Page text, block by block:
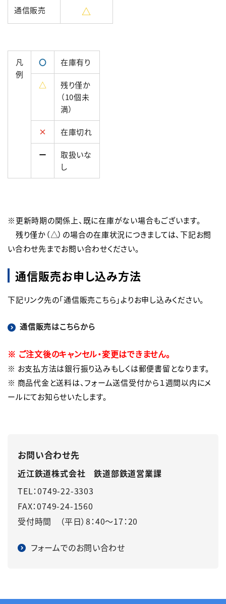
通信販売 △
凡
例
〇 在庫有り
△
残り僅か
（10個未
満）
× 在庫切れ
ー
取扱いな
し
※更新時期の関係上、既に在庫がない場合もございます。
残り僅か（△）の場合の在庫状況につきましては、下記お問
い合わせ先までお問い合わせください。
通信販売お申し込み方法
下記リンク先の「通信販売こちら」よりお申し込みください。
通信販売はこちらから
※ ご注文後のキャンセル・変更はできません。
※ お支払方法は銀行振り込みもしくは郵便書留となります。
※ 商品代金と送料は、フォーム送信受付から１週間以内にメ
ールにてお知らせいたします。
お問い合わせ先
近江鉄道株式会社 鉄道部鉄道営業課
TEL：0749-22-3303
FAX：0749-24-1560
受付時間 （平日）8：40～17：20
フォームでのお問い合わせ